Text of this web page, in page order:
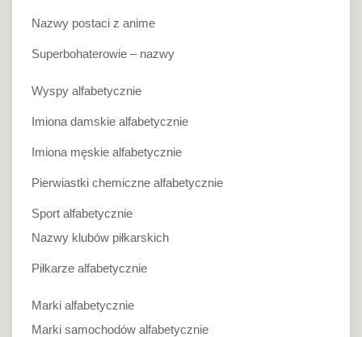
Nazwy postaci z anime
Superbohaterowie – nazwy
Wyspy alfabetycznie
Imiona damskie alfabetycznie
Imiona męskie alfabetycznie
Pierwiastki chemiczne alfabetycznie
Sport alfabetycznie
Nazwy klubów piłkarskich
Piłkarze alfabetycznie
Marki alfabetycznie
Marki samochodów alfabetycznie